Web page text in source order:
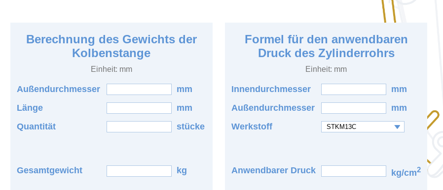
Berechnung des Gewichts der
Kolbenstange
Einheit: mm
Außendurchmesser
mm
Länge
mm
Quantität
stücke
Gesamtgewicht kg
Formel für den anwendbaren
Druck des Zylinderrohrs
Einheit: mm
Innendurchmesser
mm
Außendurchmesser
mm
Werkstoff
Anwendbarer Druck kg/cm2